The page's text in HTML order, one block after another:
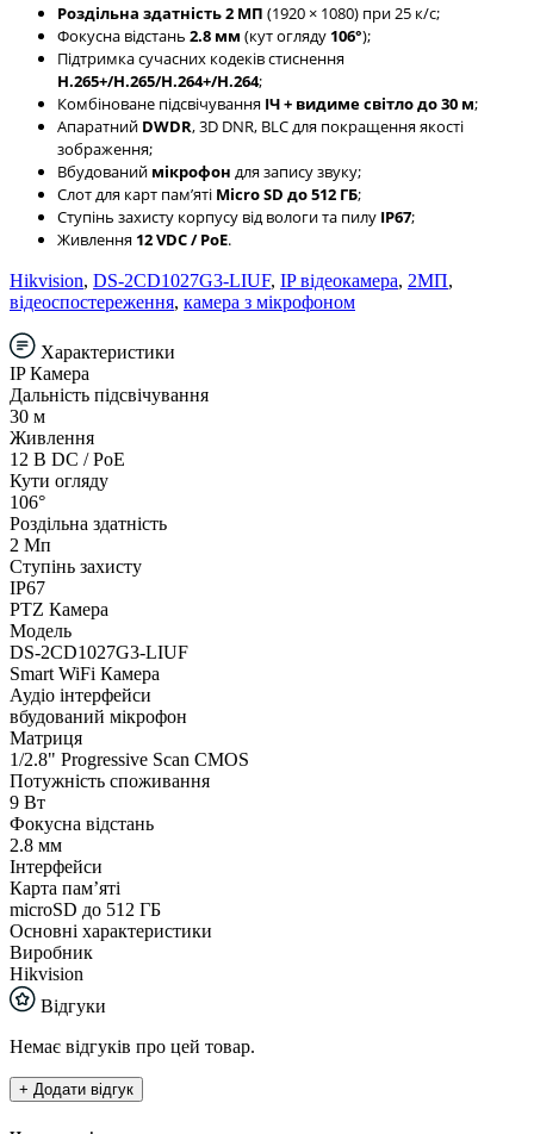
Роздільна здатність 2 МП (1920 × 1080) при 25 к/с;
Фокусна відстань 2.8 мм (кут огляду 106°);
Підтримка сучасних кодеків стиснення
H.265+/H.265/H.264+/H.264;
Комбіноване підсвічування ІЧ + видиме світло до 30 м;
Апаратний DWDR, 3D DNR, BLC для покращення якості
зображення;
Вбудований мікрофон для запису звуку;
Слот для карт памʼяті Micro SD до 512 ГБ;
Ступінь захисту корпусу від вологи та пилу IP67;
Живлення 12 VDC / PoE.
Hikvision, DS-2CD1027G3-LIUF, IP відеокамера, 2МП,
відеоспостереження, камера з мікрофоном
Характеристики
IP Камера
Дальність підсвічування
30 м
Живлення
12 В DC / PoE
Кути огляду
106°
Роздільна здатність
2 Мп
Ступінь захисту
IP67
PTZ Камера
Модель
DS-2CD1027G3-LIUF
Smart WiFi Камера
Аудіо інтерфейси
вбудований мікрофон
Матриця
1/2.8" Progressive Scan CMOS
Потужність споживання
9 Вт
Фокусна відстань
2.8 мм
Інтерфейси
Карта пам’яті
microSD до 512 ГБ
Основні характеристики
Виробник
Hikvision
Відгуки
Немає відгуків про цей товар.
+ Додати відгук